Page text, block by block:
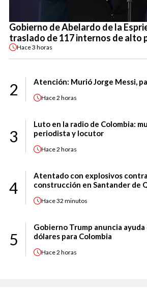
Gobierno de Abelardo de la
traslado de 117 internos de alto
Hace3 horas
2 Atención: Murió Jorge Messi,
Hace2 horas
3
Luto en la radio de Colombia:
periodista y locutor
Hace2 horas
4
Atentado con explosivos
construcción en Santander de
Hace32 minutos
5
Gobierno Trump anuncia
dólares para Colombia
Hace2 horas